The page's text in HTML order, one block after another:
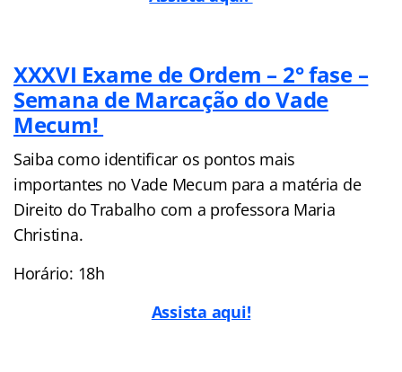
XXXVI Exame de Ordem – 2° fase –
Semana de Marcação do Vade
Mecum!
Saiba como identificar os pontos mais
importantes no Vade Mecum para a matéria de
Direito do Trabalho com a professora Maria
Christina.
Horário: 18h
Assista aqui!